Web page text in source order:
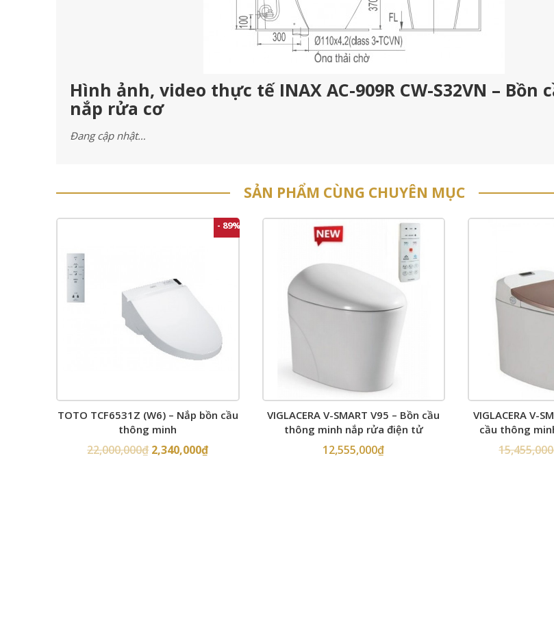
Hình ảnh, video thực tế INAX AC-909R CW-S32VN – Bồn
nắp rửa cơ
Đang cập nhật…
SẢN PHẨM CÙNG CHUYÊN MỤC
- 89%
TOTO TCF6531Z (W6) – Nắp bồn cầu
thông minh
22,000,000₫ 2,340,000₫
VIGLACERA V-SMART V95 – Bồn cầu
thông minh nắp rửa điện tử
12,555,000₫
VIGLACERA V-
cầu thông
15,455,000